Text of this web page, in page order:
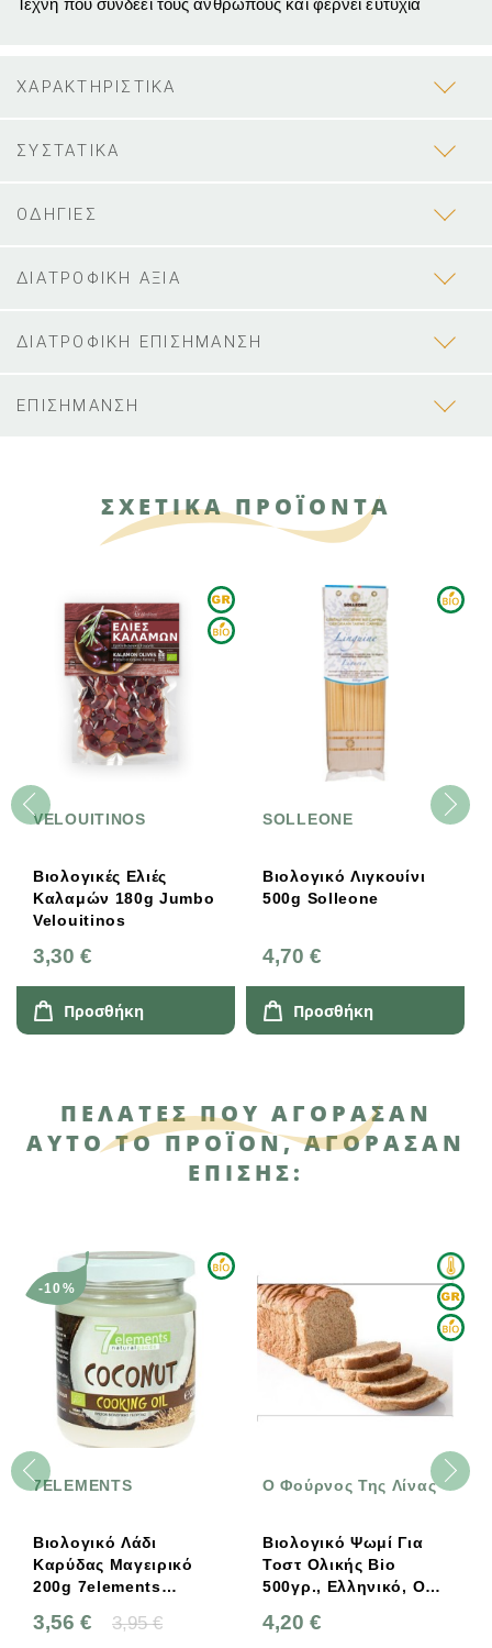
Τέχνη που συνδέει τους ανθρώπους και φέρνει ευτυχία
ΧΑΡΑΚΤΗΡΙΣΤΙΚΑ
ΣΥΣΤΑΤΙΚΑ
ΟΔΗΓΙΕΣ
ΔΙΑΤΡΟΦΙΚΗ ΑΞΙΑ
ΔΙΑΤΡΟΦΙΚΗ ΕΠΙΣΗΜΑΝΣΗ
ΕΠΙΣΗΜΑΝΣΗ
ΣΧΕΤΙΚΑ ΠΡΟΪΟΝΤΑ
VELOUITINOS
Βιολογικές Ελιές
Καλαμών 180g Jumbo
Velouitinos
3,30 €
Προσθήκη
SOLLEONE
Βιολογικό Λιγκουίνι
500g Solleone
4,70 €
Προσθήκη
ΠΕΛΆΤΕΣ ΠΟΥ ΑΓΌΡΑΣΑΝ
ΑΥΤΌ ΤΟ ΠΡΟΪΌΝ, ΑΓΌΡΑΣΑΝ
ΕΠΊΣΗΣ:
7ELEMENTS
Βιολογικό Λάδι
Καρύδας Μαγειρικό
200g 7elements
3,56 € 3,95 €
-10%
O Φούρνος Της Λίνας
Βιολογικό Ψωμί Για
Τοστ Ολικής Bio
500γρ., Ελληνικό, Ο
4,20 €